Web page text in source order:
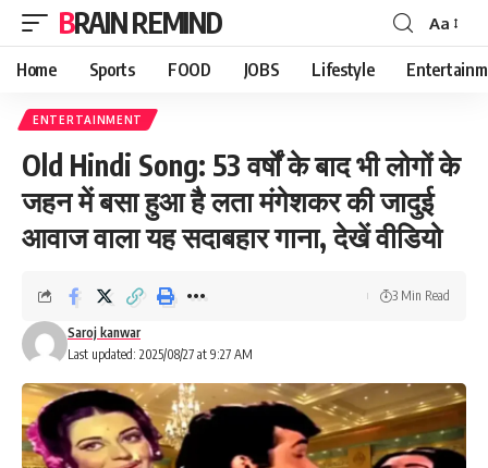
BRAIN REMIND
Font
Resizer
Aa
Home Sports FOOD JOBS Lifestyle
ENTERTAINMENT
Old Hindi Song: 53 वर्षों के बाद भी लोगों के
जहन में बसा हुआ है लता मंगेशकर की जादुई
आवाज वाला यह सदाबहार गाना, देखें वीडियो
Last updated: 2025/08/27 at 9:27 AM
Saroj kanwar
3 Min Read